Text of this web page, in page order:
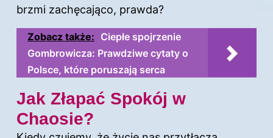
brzmi zachęcająco, prawda?
Zobacz także: Ciepłe spojrzenie
Gombrowicza: Prawdziwe cytaty o
Polsce, które poruszają serca
Jak Złapać Spokój w
Chaosie?